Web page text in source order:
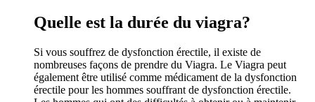
Quelle est la durée du viagra?
Si vous souffrez de dysfonction érectile, il existe de
nombreuses façons de prendre du Viagra. Le Viagra peut
également être utilisé comme médicament de la dysfonction
érectile pour les hommes souffrant de dysfonction érectile.